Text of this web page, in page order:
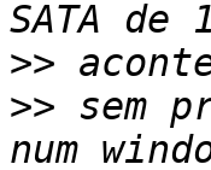
>>
>> sem